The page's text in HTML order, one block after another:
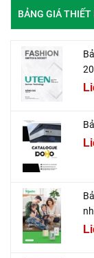
BẢNG GIÁ THIẾT